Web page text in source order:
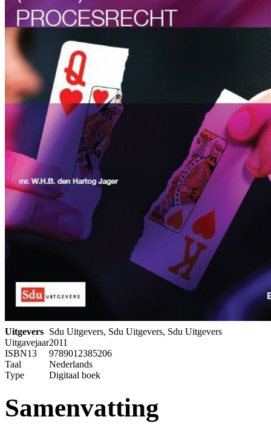
Uitgevers Sdu Uitgevers, Sdu Uitgevers, Sdu Uitgevers
Uitgavejaar2011
ISBN13
9789012385206
Taal
Nederlands
Type
Digitaal boek
Samenvatting